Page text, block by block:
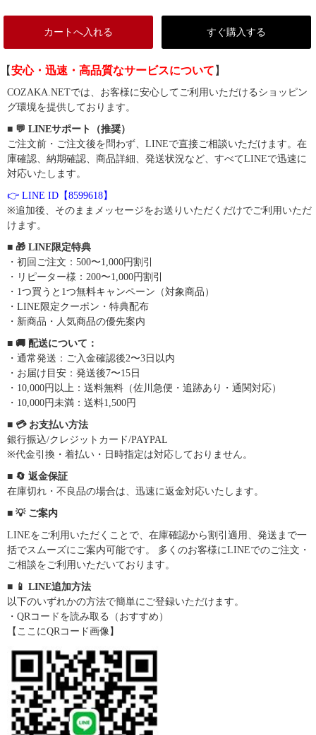
カートへ入れる すぐ購入する
【安心・迅速・高品質なサービスについて 】
COZAKA.NETでは、お客様に安心してご利用いただけるショッピン
グ環境を提供しております。
■ 💬 LINEサポート（推奨）
ご注文前・ご注文後を問わず、LINEで直接ご相談いただけます。在
庫確認、納期確認、商品詳細、発送状況など、すべてLINEで迅速に
対応いたします。
👉 LINE ID【8599618】
※追加後、そのままメッセージをお送りいただくだけでご利用いただ
けます。
■ 🎁 LINE限定特典
・初回ご注文：500〜1,000円割引
・リピーター様：200〜1,000円割引
・1つ買うと1つ無料キャンペーン（対象商品）
・LINE限定クーポン・特典配布
・新商品・人気商品の優先案内
■ 🚚 配送について：
・通常発送：ご入金確認後2〜3日以内
・お届け目安：発送後7〜15日
・10,000円以上：送料無料（佐川急便・追跡あり・通関対応）
・10,000円未満：送料1,500円
■ 💳 お支払い方法
銀行振込/クレジットカード/PAYPAL
※代金引換・着払い・日時指定は対応しておりません。
■ 🔄 返金保証
在庫切れ・不良品の場合は、迅速に返金対応いたします。
■ 💡 ご案内
LINEをご利用いただくことで、在庫確認から割引適用、発送まで一
括でスムーズにご案内可能です。 多くのお客様にLINEでのご注文・
ご相談をご利用いただいております。
■ 📱 LINE追加方法
以下のいずれかの方法で簡単にご登録いただけます。
・QRコードを読み取る（おすすめ）
【ここにQRコード画像】